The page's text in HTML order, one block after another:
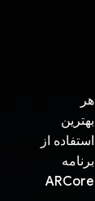
هر
بهترین
استفاده از
برنامه
ARCore